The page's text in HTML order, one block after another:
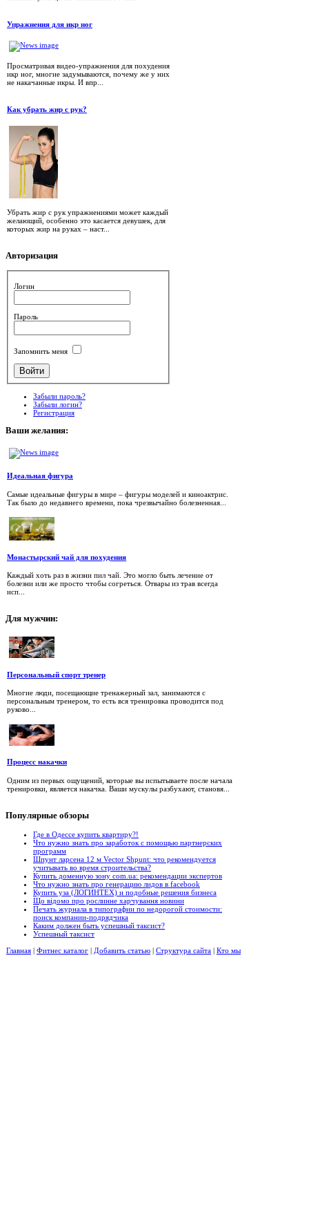
Упражнения для икр ног
Просматривая видео-упражнения для похудения
икр ног, многие задумываются, почему же у них
не накачанные икры. И впр...
Как убрать жир с рук?
Убрать жир с рук упражнениями может каждый
желающий, особенно это касается девушек, для
которых жир на руках – наст...
Авторизация
Логин
Пароль
Запомнить меня
Забыли пароль?
Забыли логин?
Регистрация
Ваши желания:
Идеальная фигура
Самые идеальные фигуры в мире – фигуры моделей и киноактрис.
Так было до недавнего времени, пока чрезвычайно болезненная...
Монастырский чай для похудения
Каждый хоть раз в жизни пил чай. Это могло быть лечение от
болезни или же просто чтобы согреться. Отвары из трав всегда
исп...
Для мужчин:
Персональный спорт тренер
Многие люди, посещающие тренажерный зал, занимаются с
персональным тренером, то есть вся тренировка проводится под
руково...
Процесс накачки
Одним из первых ощущений, которые вы испытываете после начала
тренировки, является накачка. Ваши мускулы разбухают, становя...
Популярные обзоры
Где в Одессе купить квартиру?!
Что нужно знать про заработок с помощью партнерских
программ
Шпунт ларсена 12 м Vector Shpunt: что рекомендуется
учитывать во время строительства?
Купить доменную зону com.ua: рекомендации экспертов
Что нужно знать про генерацию лидов в facebook
Купить уза (ЛОГИНТЕХ) и подобные решения бизнеса
Що відомо про рослинне харчування новини
Печать журнала в типографии по недорогой стоимости:
поиск компании-подрядчика
Каким должен быть успешный таксист?
Успешный таксист
Главная | Фитнес каталог | Добавить статью | Структура сайта | Кто мы